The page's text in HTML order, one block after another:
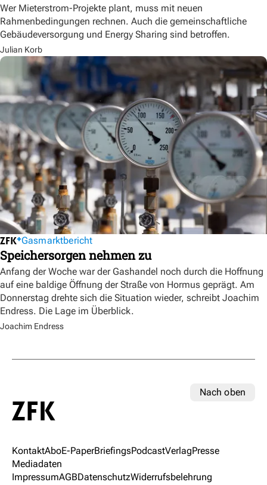
Wer Mieterstrom-Projekte plant, muss mit neuen
Rahmenbedingungen rechnen. Auch die gemeinschaftliche
Gebäudeversorgung und Energy Sharing sind betroffen.
Julian Korb
Gasmarktbericht
Speichersorgen nehmen zu
Anfang der Woche war der Gashandel noch durch die Hoffnung
auf eine baldige Öffnung der Straße von Hormus geprägt. Am
Donnerstag drehte sich die Situation wieder, schreibt Joachim
Endress. Die Lage im Überblick.
Joachim Endress
Nach oben
KontaktAboE-PaperBriefingsPodcastVerlagPresse
Mediadaten
ImpressumAGBDatenschutzWiderrufsbelehrung